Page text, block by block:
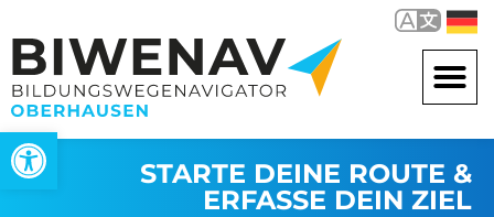
Werkzeugleiste öffnen
STARTE DEINE ROUTE &
ERFASSE DEIN ZIEL